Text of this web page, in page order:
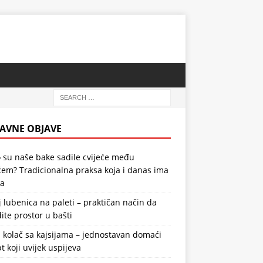
OBJAVE
su naše bake sadile cvijeće među
Tradicionalna praksa koja i danas ima
lubenica na paleti – praktičan način da
prostor u bašti
kolač sa kajsijama – jednostavan domaći
koji uvijek uspijeva